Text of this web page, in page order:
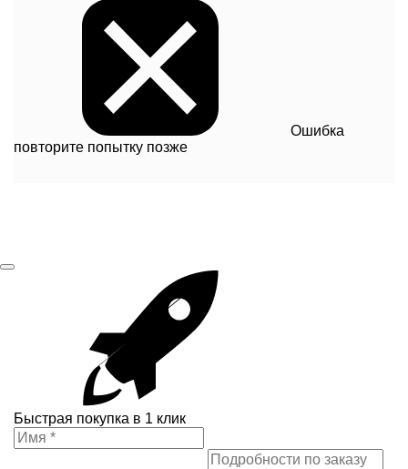
Ошибка
повторите попытку позже
Быстрая покупка в 1 клик